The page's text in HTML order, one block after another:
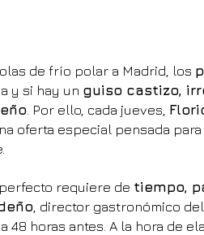
de frío polar a Madrid, los
y si hay un guiso castizo,
. Por ello, cada jueves,
oferta especial pensada
requiere de tiempo,
, director gastronómico
48 horas antes. A la hora de